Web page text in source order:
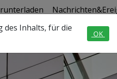
des Inhalts, für die
OK